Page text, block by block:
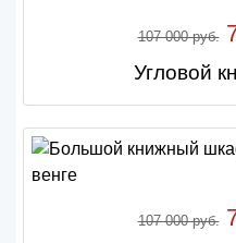
107 000 руб.
Угловой
107 000 руб.